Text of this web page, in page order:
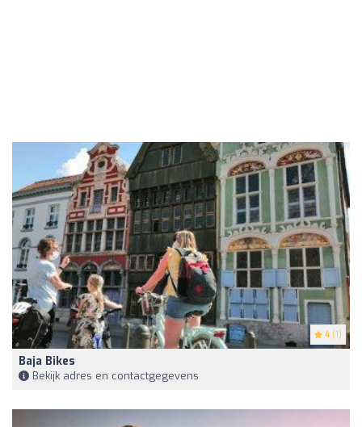
4 (1)
Baja Bikes
Bekijk adres en contactgegevens